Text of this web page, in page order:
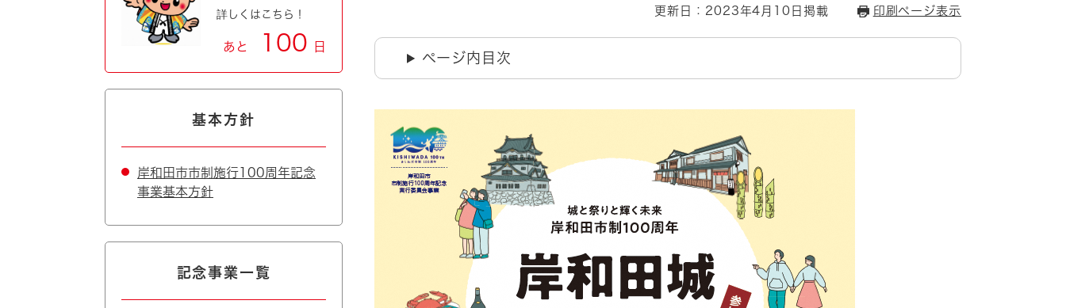
更新日：2023年4月10日掲載 印刷ページ表示
ページ内目次
詳しくはこちら！
あと 100 日
基本方針
岸和田市市制施行100周年記念
事業基本方針
記念事業一覧